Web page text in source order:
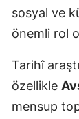
sosyal ve
önemli rol
Tarihî
özellikle
mensup